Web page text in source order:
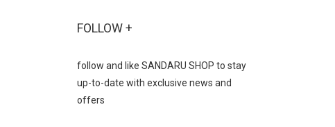
FOLLOW +
follow and like SANDARU SHOP to stay
up-to-date with exclusive news and
offers